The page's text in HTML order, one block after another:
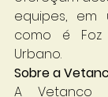
equipes, em
como é Foz
Urbano.
Sobre a
A Vetanco